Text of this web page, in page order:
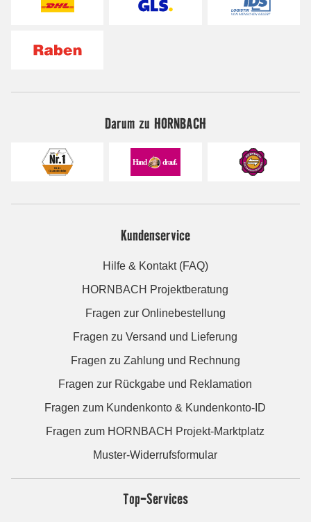
Darum zu HORNBACH
Kundenservice
Hilfe & Kontakt (FAQ)
HORNBACH Projektberatung
Fragen zur Onlinebestellung
Fragen zu Versand und Lieferung
Fragen zu Zahlung und Rechnung
Fragen zur Rückgabe und Reklamation
Fragen zum Kundenkonto & Kundenkonto-ID
Fragen zum HORNBACH Projekt-Marktplatz
Muster-Widerrufsformular
Top-Services